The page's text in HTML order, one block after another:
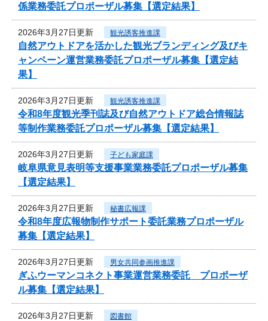
係業務委託プロポーザル募集【選定結果】
2026年3月27日更新 観光誘客推進課
自然アウトドアを活かした観光ブランディング及びキ
ャンペーン運営業務委託プロポーザル募集【選定結
果】
2026年3月27日更新 観光誘客推進課
令和8年度観光季刊誌及び自然アウトドア総合情報誌
等制作業務委託プロポーザル募集【選定結果】
2026年3月27日更新 子ども家庭課
岐阜県意見表明等支援事業業務委託プロポーザル募集
【選定結果】
2026年3月27日更新 秘書広報課
令和8年度広報物制作サポート委託業務プロポーザル
募集【選定結果】
2026年3月27日更新 男女共同参画推進課
ぎふウーマンコネクト事業運営業務委託 プロポーザ
ル募集【選定結果】
2026年3月27日更新 図書館